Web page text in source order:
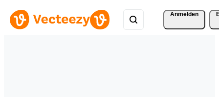
Anmelden